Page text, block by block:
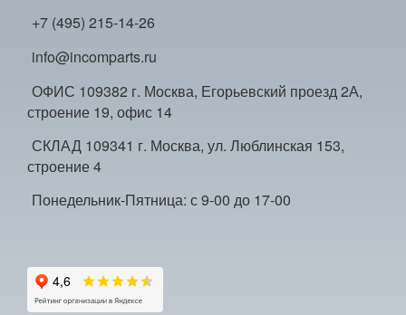
+7 (495) 215-14-26
info@incomparts.ru
ОФИС 109382 г. Москва, Егорьевский проезд 2А,
строение 19, офис 14
СКЛАД 109341 г. Москва, ул. Люблинская 153,
строение 4
Понедельник-Пятница: с 9-00 до 17-00